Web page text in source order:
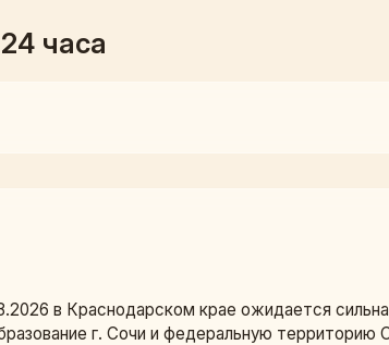
часа
в Краснодарском крае ожидается
г. Сочи и федеральную